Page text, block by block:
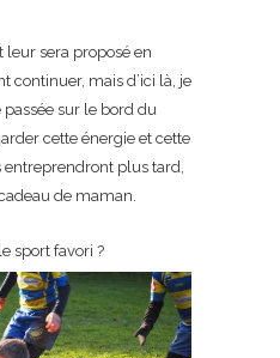
leur sera proposé en
continuer, mais d’ici là, je
sur le bord du
cette énergie et cette
entreprendront plus tard,
de maman.
sport favori ?